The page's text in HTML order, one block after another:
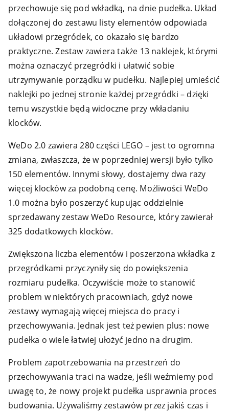
przechowuje się pod wkładką, na dnie pudełka. Układ
dołączonej do zestawu listy elementów odpowiada
układowi przegródek, co okazało się bardzo
praktyczne. Zestaw zawiera także 13 naklejek, którymi
można oznaczyć przegródki i ułatwić sobie
utrzymywanie porządku w pudełku. Najlepiej umieścić
naklejki po jednej stronie każdej przegródki – dzięki
temu wszystkie będą widoczne przy wkładaniu
klocków.
WeDo 2.0 zawiera 280 części LEGO – jest to ogromna
zmiana, zwłaszcza, że w poprzedniej wersji było tylko
150 elementów. Innymi słowy, dostajemy dwa razy
więcej klocków za podobną cenę. Możliwości WeDo
1.0 można było poszerzyć kupując oddzielnie
sprzedawany zestaw WeDo Resource, który zawierał
325 dodatkowych klocków.
Zwiększona liczba elementów i poszerzona wkładka z
przegródkami przyczyniły się do powiększenia
rozmiaru pudełka. Oczywiście może to stanowić
problem w niektórych pracowniach, gdyż nowe
zestawy wymagają więcej miejsca do pracy i
przechowywania. Jednak jest też pewien plus: nowe
pudełka o wiele łatwiej ułożyć jedno na drugim.
Problem zapotrzebowania na przestrzeń do
przechowywania traci na wadze, jeśli weźmiemy pod
uwagę to, że nowy projekt pudełka usprawnia proces
budowania. Używaliśmy zestawów przez jakiś czas i